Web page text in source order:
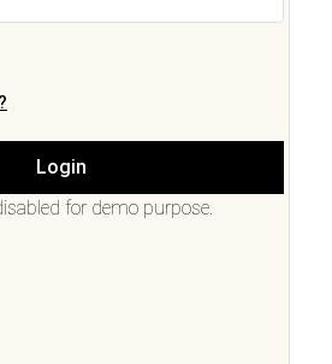
Login
for demo purpose.